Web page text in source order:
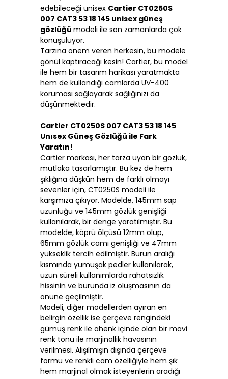
edebileceği unisex Cartier CT0250S
007 CAT3 53 18 145 unisex güneş
gözlüğü modeli ile son zamanlarda çok
konuşuluyor.
Tarzına önem veren herkesin, bu modele
gönül kaptıracağı kesin! Cartier, bu model
ile hem bir tasarım harikası yaratmakta
hem de kullandığı camlarda UV-400
koruması sağlayarak sağlığınızı da
düşünmektedir.
Cartier CT0250S 007 CAT3 53 18 145
Unısex Güneş Gözlüğü ile Fark
Yaratın!
Cartier markası, her tarza uyan bir gözlük,
mutlaka tasarlamıştır. Bu kez de hem
şıklığına düşkün hem de farklı olmayı
sevenler için, CT0250S modeli ile
karşımıza çıkıyor. Modelde, 145mm sap
uzunluğu ve 145mm gözlük genişliği
kullanılarak, bir denge yaratılmıştır. Bu
modelde, köprü ölçüsü 12mm olup,
65mm gözlük camı genişliği ve 47mm
yükseklik tercih edilmiştir. Burun aralığı
kısmında yumuşak pedler kullanılarak,
uzun süreli kullanımlarda rahatsızlık
hissinin ve burunda iz oluşmasının da
önüne geçilmiştir.
Modeli, diğer modellerden ayıran en
belirgin özellik ise çerçeve rengindeki
gümüş renk ile ahenk içinde olan bir mavi
renk tonu ile marjinallik havasının
verilmesi. Alışılmışın dışında çerçeve
formu ve renkli cam özelliğiyle hem şık
hem marjinal olmak isteyenlerin aradığı